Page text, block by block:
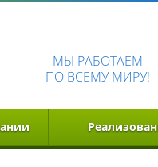
МЫ РАБОТАЕМ
ПО ВСЕМУ МИРУ!